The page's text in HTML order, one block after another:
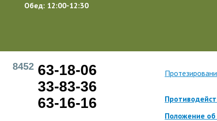
Обед: 12:00-12:30
8452 63-18-06
33-83-36
63-16-16
Положение